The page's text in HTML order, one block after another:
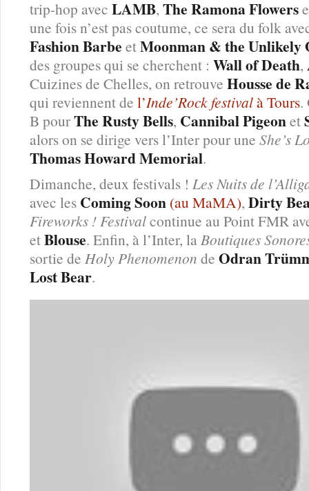
trip-hop avec LAMB, The Ramona Flowers
une fois n’est pas coutume, ce sera du folk
Fashion Barbe etMoonman & the Unlikely
des groupes qui se cherchent : Wall of Death,
Cuizines de Chelles, on retrouve Housse de
qui reviennent de l’Inde’Rock festivalà Tours.
B pourThe Rusty Bells, Cannibal Pigeonet
alors on se dirige vers l’Inter pour une She’s
Thomas Howard Memorial.
Dimanche, deux festivals ! Les Nuits de
avec les Coming Soon (au MaMA), Dirty
Fireworks ! Festivalcontinue au Point FMR
etBlouse. Enfin, à l’Inter, laBoutiques
sortie de Holy Phenomenon de Odran
Lost Bear.